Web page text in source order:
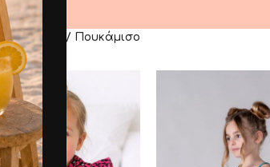
/ Μπλούζα / Πουκάμισο